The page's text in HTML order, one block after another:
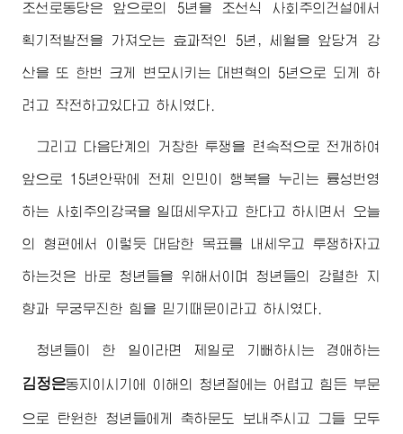
조선로동당은 앞으로의 5년을 조선식 사회주의건설에서
획기적발전을 가져오는 효과적인 5년, 세월을 앞당겨 강
산을 또 한번 크게 변모시키는 대변혁의 5년으로 되게 하
려고 작전하고있다고 하시였다.
그리고 다음단계의 거창한 투쟁을 련속적으로 전개하여
앞으로 15년안팎에 전체 인민이 행복을 누리는 륭성번영
하는 사회주의강국을 일떠세우자고 한다고 하시면서 오늘
의 형편에서 이렇듯 대담한 목표를 내세우고 투쟁하자고
하는것은 바로 청년들을 위해서이며 청년들의 강렬한 지
향과 무궁무진한 힘을 믿기때문이라고 하시였다.
청년들이 한 일이라면 제일로 기뻐하시는 경애하는
김정은동지 이시기에 이해의 청년절에는 어렵고 힘든 부문
으로 탄원한 청년들에게 축하문도 보내주시고 그들 모두